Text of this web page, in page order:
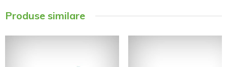
Produse similare